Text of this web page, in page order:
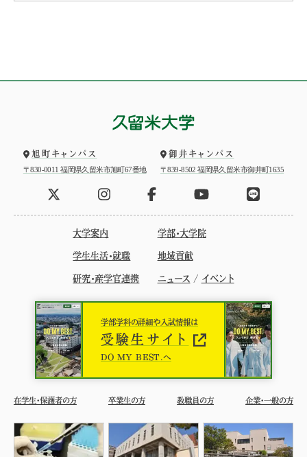
旭町キャンパス
〒830-0011 福岡県久留米市旭町67番地
御井キャンパス
〒839-8502 福岡県久留米市御井町1635
大学案内 学部・大学院
学生生活・就職 地域貢献
研究・産学官連携 ニュース / イベント
学部学科の詳細や入試情報は
受験生サイト
DO MY BEST.へ
在学生・保護者の方 卒業生の方 教職員の方 企業・一般の方